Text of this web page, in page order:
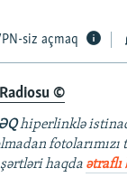
siz açmaq
©
hiperlinklə
haqda ətraflı